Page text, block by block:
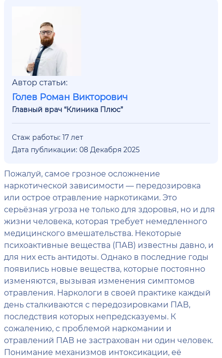
Автор статьи:
Голев Роман Викторович
Главный врач “Клиника Плюс”
Стаж работы: 17 лет
Дата публикации: 08 Декабря 2025
Пожалуй, самое грозное осложнение
наркотической зависимости — передозировка
или острое отравление наркотиками. Это
серьёзная угроза не только для здоровья, но и для
жизни человека, которая требует немедленного
медицинского вмешательства. Некоторые
психоактивные вещества (ПАВ) известны давно, и
для них есть антидоты. Однако в последние годы
появились новые вещества, которые постоянно
изменяются, вызывая изменения симптомов
отравления. Наркологи в своей практике каждый
день сталкиваются с передозировками ПАВ,
последствия которых непредсказуемы. К
сожалению, с проблемой наркомании и
отравлений ПАВ не застрахован ни один человек.
Понимание механизмов интоксикации, её